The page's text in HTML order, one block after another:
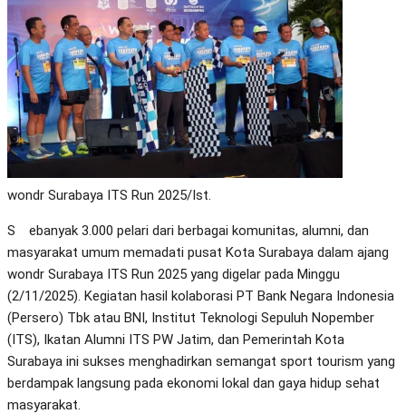
wondr Surabaya ITS Run 2025/Ist.
Sebanyak 3.000 pelari dari berbagai komunitas, alumni, dan
masyarakat umum memadati pusat Kota Surabaya dalam ajang
wondr Surabaya ITS Run 2025 yang digelar pada Minggu
(2/11/2025). Kegiatan hasil kolaborasi PT Bank Negara Indonesia
(Persero) Tbk atau BNI, Institut Teknologi Sepuluh Nopember
(ITS), Ikatan Alumni ITS PW Jatim, dan Pemerintah Kota
Surabaya ini sukses menghadirkan semangat sport tourism yang
berdampak langsung pada ekonomi lokal dan gaya hidup sehat
masyarakat.